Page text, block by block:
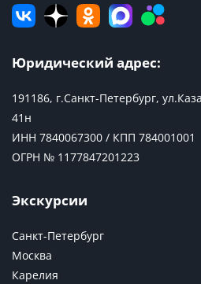
Юридический адрес:
191186, г.Санкт-Петербург,
41н
ИНН 7840067300 / КПП 784001001
ОГРН № 1177847201223
Экскурсии
Санкт-Петербург
Москва
Карелия